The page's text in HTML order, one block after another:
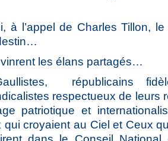
à l’appel de Charles Tillon,
les élans partagés…
républicains
respectueux de leurs
patriotique et
croyaient au Ciel et Ceux